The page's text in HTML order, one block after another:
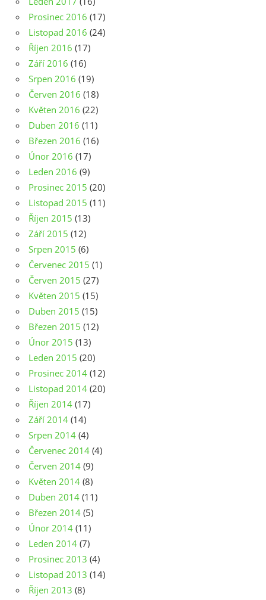
Prosinec 2016 (17)
Listopad 2016 (24)
Říjen 2016 (17)
Září 2016 (16)
Srpen 2016 (19)
Červen 2016 (18)
Květen 2016 (22)
Duben 2016 (11)
Březen 2016 (16)
Únor 2016 (17)
Leden 2016 (9)
Prosinec 2015 (20)
Listopad 2015 (11)
Říjen 2015 (13)
Září 2015 (12)
Srpen 2015 (6)
Červenec 2015 (1)
Červen 2015 (27)
Květen 2015 (15)
Duben 2015 (15)
Březen 2015 (12)
Únor 2015 (13)
Leden 2015 (20)
Prosinec 2014 (12)
Listopad 2014 (20)
Říjen 2014 (17)
Září 2014 (14)
Srpen 2014 (4)
Červenec 2014 (4)
Červen 2014 (9)
Květen 2014 (8)
Duben 2014 (11)
Březen 2014 (5)
Únor 2014 (11)
Leden 2014 (7)
Prosinec 2013 (4)
Listopad 2013 (14)
Říjen 2013 (8)